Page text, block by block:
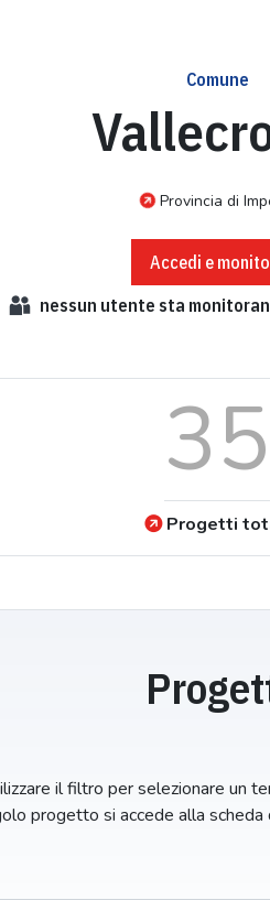
Comune
Provincia di
Accedi e
nessun utente sta
35
Progetti
il filtro per selezionare un
progetto si accede alla scheda